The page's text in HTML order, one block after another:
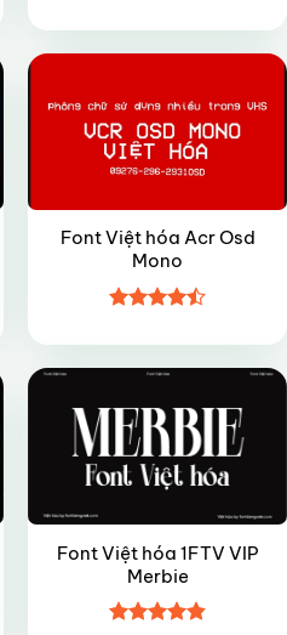
hạng4.95
sao
Font Việt hóa Acr Osd
Mono
hạng4.5
5 sao
Font Việt hóa 1FTV VIP
Merbie